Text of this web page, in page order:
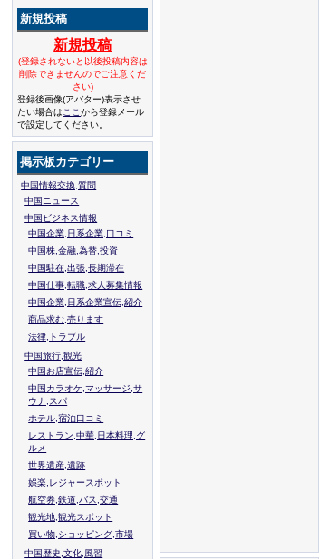
新規投稿
新規投稿
(登録されないと以後投稿内容は
削除できませんのでご注意くだ
さい)
登録後画像(アバター)表示させ
たい場合は ここから登録メール
で設定してください。
掲示板カテゴリー
中国情報交換,質問
中国ニュース
中国ビジネス情報
中国企業,日系企業,口コミ
中国株,金融,為替,投資
中国駐在,出張,長期滞在
中国仕事,転職,求人募集情報
中国企業,日系企業宣伝,紹介
商品求む,売ります
法律,トラブル
中国旅行,観光
中国お店宣伝,紹介
中国カラオケ,マッサージ,サ
ウナ,スパ
ホテル,宿泊口コミ
レストラン,中華,日本料理,グ
ルメ
世界遺産,遺跡
娯楽,レジャースポット
航空券,鉄道,バス,交通
観光地,観光スポット
買い物,ショッピング,市場
中国歴史,文化,風習